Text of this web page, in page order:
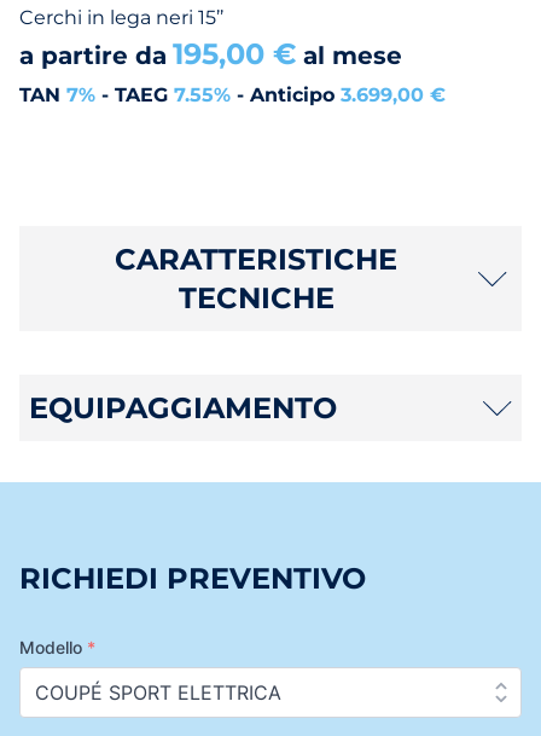
Cerchi in lega neri 15’’
a partire da 195,00 € al mese
TAN 7% - TAEG 7.55% - Anticipo 3.699,00 €
CARATTERISTICHE
TECNICHE
EQUIPAGGIAMENTO
RICHIEDI PREVENTIVO
Modello *